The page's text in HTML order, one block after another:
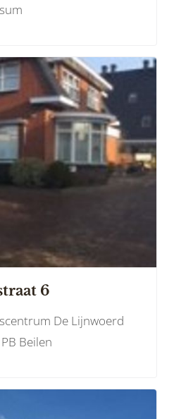
6
De Lijnwoerd
Beilen